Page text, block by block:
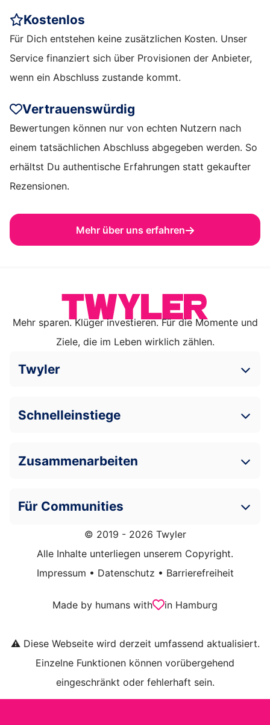
Kostenlos
Für Dich entstehen keine zusätzlichen Kosten. Unser
Service finanziert sich über Provisionen der Anbieter,
wenn ein Abschluss zustande kommt.
Vertrauenswürdig
Bewertungen können nur von echten Nutzern nach
einem tatsächlichen Abschluss abgegeben werden. So
erhältst Du authentische Erfahrungen statt gekaufter
Rezensionen.
Mehr über uns erfahren
Mehr sparen. Klüger investieren. Für die Momente und
Ziele, die im Leben wirklich zählen.
Twyler
Schnelleinstiege
Zusammenarbeiten
Für Communities
© 2019 - 2026 Twyler
Alle Inhalte unterliegen unserem Copyright.
Impressum • Datenschutz • Barrierefreiheit
Made by humans with in Hamburg
⚠️ Diese Webseite wird derzeit umfassend aktualisiert.
Einzelne Funktionen können vorübergehend
eingeschränkt oder fehlerhaft sein.